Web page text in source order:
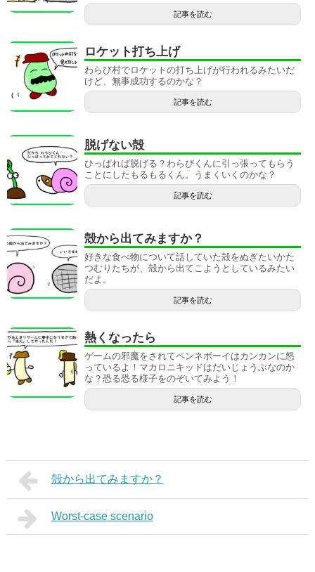
記事を読む
ロケット打ち上げ
わらび村でロケットの打ち上げが行われるみたいだ
けど、無事成功するのかな？
記事を読む
脱げない殻
ひっぱれば脱げる？わらびくんに引っ張ってもらう
ことにしたもるもるくん。うまくいくのかな？
記事を読む
殻から出てみますか？
好きな食べ物について話していた殻をぬぎたいかた
つむりたちが、殻から出てこようとしているみたい
だよ。
記事を読む
熱くなったら
ゲームの邪魔をされてペンネボーイはカンカンに怒
っているよ！マカロニキッドはだいじょうぶなのか
な？恐る恐る様子をのぞいてみよう！
記事を読む
殻から出てみますか？
Worst-case scenario